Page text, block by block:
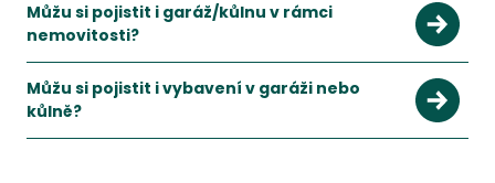
Můžu si pojistit i garáž/kůlnu v rámci
nemovitosti?
Můžu si pojistit i vybavení v garáži nebo
kůlně?